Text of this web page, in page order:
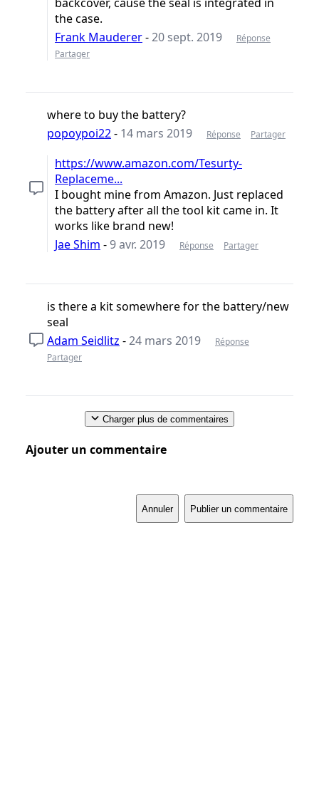
the case.
Frank Mauderer-20 sept. 2019
Réponse
Partager
where to buy the battery?
popoypoi22- 14 mars 2019 Réponse Partager
https://www.amazon.com/Tesurty-
Replaceme...
I bought mine from Amazon. Just replaced
the battery after all the tool kit came in. It
works like brand new!
Jae Shim -9 avr. 2019 Réponse Partager
is there a kit somewhere for the battery/new
seal
Adam Seidlitz -24 mars 2019
Réponse
Partager
Charger plus de commentaires
Ajouter un commentaire
Annuler Publier un commentaire